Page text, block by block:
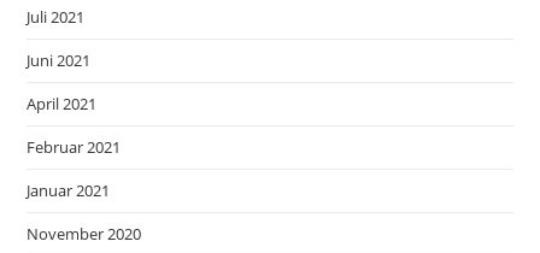
Juli 2021
Juni 2021
April 2021
Februar 2021
Januar 2021
November 2020